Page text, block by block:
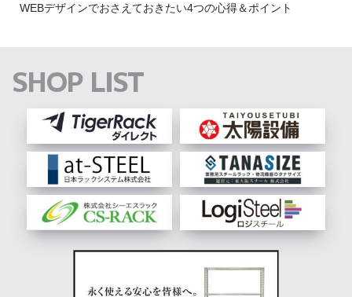
WEBデザインでおさえておきたい4つの心得＆ポイント
SHOP LIST